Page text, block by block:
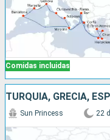
Comidas incluidas
Sun Princess 22 d